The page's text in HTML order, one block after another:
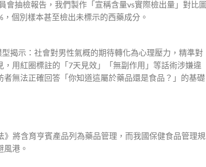
會抽檢報告，我們製作「宣稱含量vs實際檢出量」對比圖
個別樣本甚至檢出未標示的西藥成分。
揭示：社會對男性氣概的期待轉化為心理壓力，精準對
用紅圈標註的「7天見效」「無副作用」等話術涉嫌違
無法正確回答「你知道這屬於藥品還是食品？」的基礎
將含育亨賓產品列為藥品管理，而我國保健食品管理規
風港。